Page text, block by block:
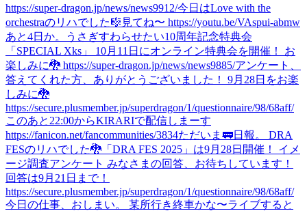
https://super-dragon.jp/news/news9912/今日はLove with the
orchestraのリハでした🎼 見てね〜 https://youtu.be/VAspui-abmw
あと4日か。
うさぎすわらせたい10周年記念特典会
「SPECIAL Xks」 10月11日にオンライン特典会を開催！ お
楽しみに🐉 https://super-dragon.jp/news/news9885/アンケート、
答えてくれた方、ありがとうございました！ 9月28日をお楽
しみに🐉
https://secure.plusmember.jp/superdragon/1/questionnaire/98/68aff/
このあと22:00からKIRARIで配信しまーす
https://fanicon.net/fancommunities/3834ただいま🚃日報。 DRA
FESのリハでした🐉 「DRA FES 2025」は9月28日開催！ イメ
ージ調査アンケート みなさまの回答、お待ちしています！
回答は9月21日まで！
https://secure.plusmember.jp/superdragon/1/questionnaire/98/68aff/
今日の仕事、おしまい。 某所行き終車かな〜ライブすると